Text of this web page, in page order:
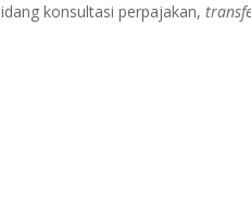
konsultasi perpajakan,